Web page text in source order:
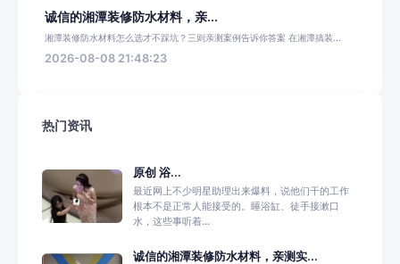
诚信的湘潭装修防水材料，亲...
湘潭装修防水材料怎么选才不踩坑？三则亲测案例告诉你答案 在湘潭搞装...
2026-08-08 21:48:23
热门资讯
原创 浴...
最近网上不少明星助理出来爆料，说他们干的工作
根本不是正常人能接受的。睡浴缸、徒手接漱口
水，这些事听着...
诚信的湘潭装修防水材料，亲测实...